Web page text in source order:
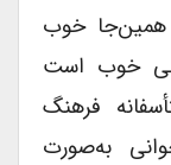
خوب
خوب است
فرهنگ
به‌صورت